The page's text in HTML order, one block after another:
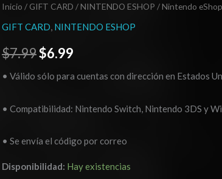
Inicio / GIFT CARD / NINTENDO ESHOP / Nintendo
GIFT CARD, NINTENDO ESHOP
$7.99
El
precio
original
era:
$7.99.
$6.99
El
precio
$6.99.
• Válido sólo para cuentas con dirección en Estados
• Compatibilidad: Nintendo Switch, Nintendo 3DS y
• Se envía el código por correo
Disponibilidad: Hay existencias
Nintendo
eShop
5
USD